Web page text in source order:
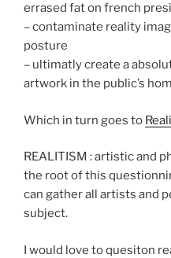
errased fat on french
– contaminate reality
posture
– ultimatly create a
artwork in the public’s
Which in turn goes to
REALITISM : artistic and
the root of this
can gather all artists and
subject.
I would love to quesiton